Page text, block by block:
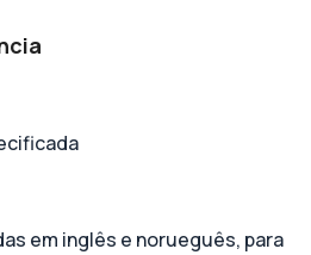
em inglês e norueguês, para